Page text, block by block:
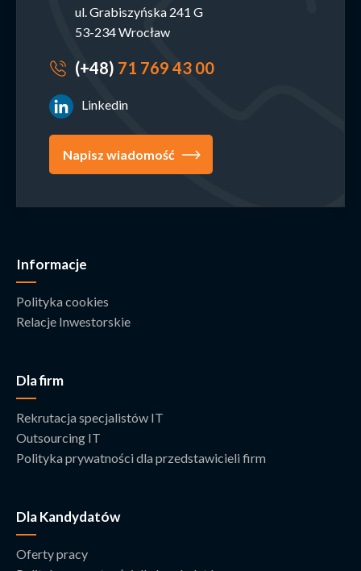
ul. Grabiszyńska 241 G
53-234 Wrocław
(+48) 71 769 43 00
Linkedin
Napisz wiadomość
Informacje
Polityka cookies
Relacje Inwestorskie
Dla firm
Rekrutacja specjalistów IT
Outsourcing IT
Polityka prywatności dla przedstawicieli firm
Dla Kandydatów
Oferty pracy